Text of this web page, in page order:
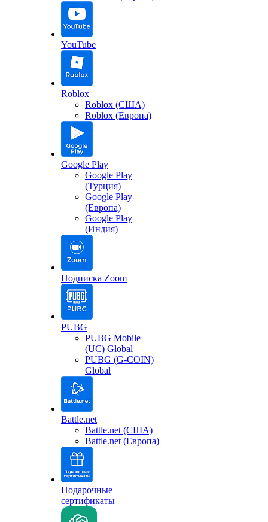
YouTube
Roblox
Roblox (США)
Roblox (Европа)
Google Play
Google Play
(Турция)
Google Play
(Европа)
Google Play
(Индия)
Подписка Zoom
PUBG
PUBG Mobile
(UC) Global
PUBG (G-COIN)
Global
Battle.net
Battle.net (США)
Battle.net (Европа)
Подарочные
сертификаты